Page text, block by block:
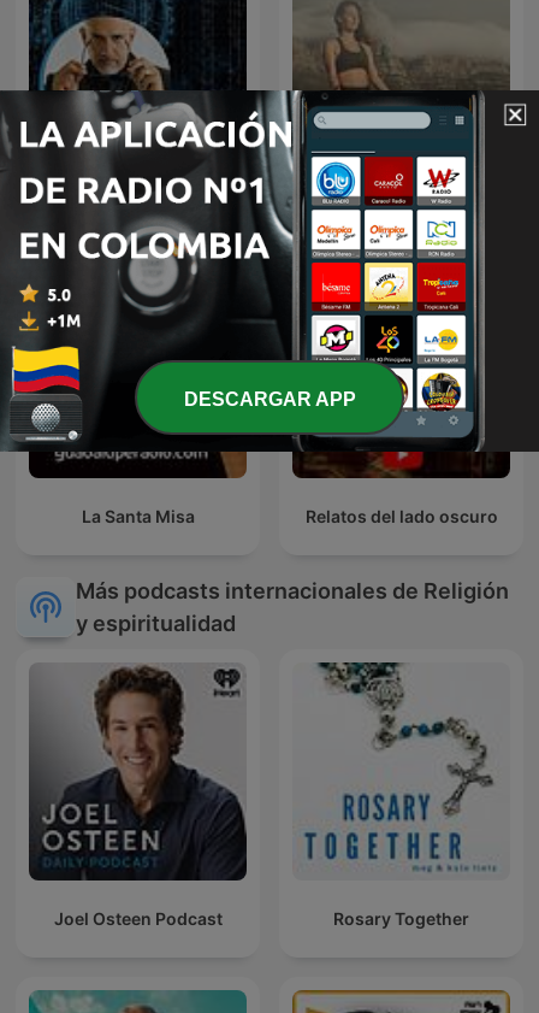
Código Misterio
Música de Relajación para
DORMIR
La Santa Misa Relatos del lado oscuro
Más podcasts internacionales de Religión
y espiritualidad
Joel Osteen Podcast Rosary Together
DESCARGAR APP